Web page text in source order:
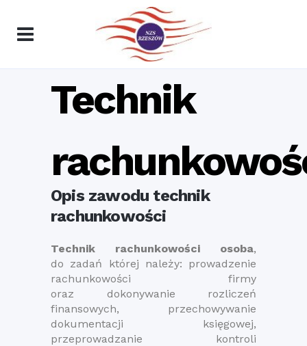
Technik
Opis zawodu technik
rachunkowości
Technik rachunkowości osoba,
do zadań której należy: prowadzenie
rachunkowości firmy
oraz dokonywanie rozliczeń
finansowych, przechowywanie
dokumentacji księgowej,
przeprowadzanie kontroli